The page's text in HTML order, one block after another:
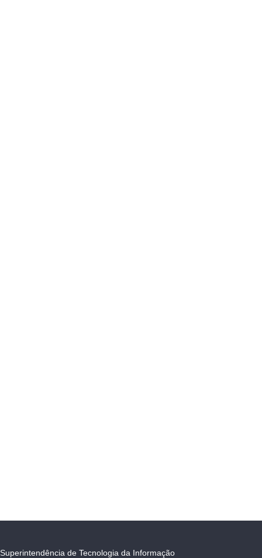
Superintendência de Tecnologia da Informação